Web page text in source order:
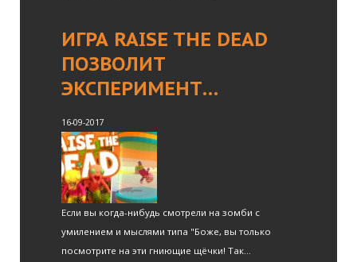
ИГРА RAISE THE DEAD
ПОЗВОЛИТ
ЭКСПЕРИМЕНТ…
16-09-2017
Если вы когда-нибудь смотрели на зомби с
умилением и мыслями типа "Боже, вы только
посмотрите на эти гниющие щёчки! Так...